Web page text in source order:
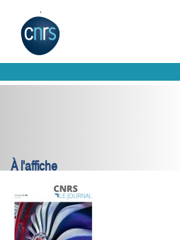
À l'affiche